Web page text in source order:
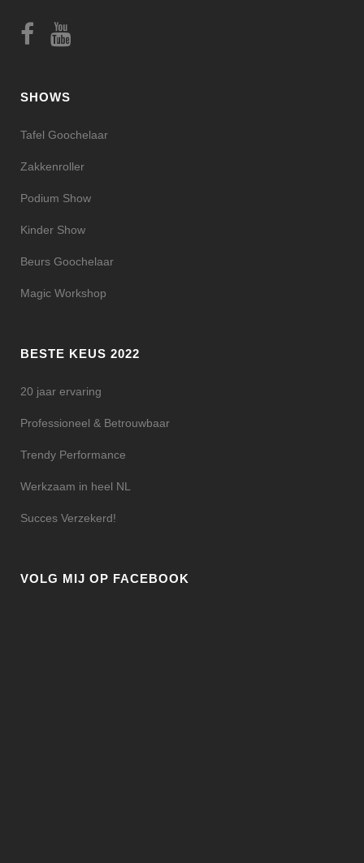
SHOWS
Tafel Goochelaar
Zakkenroller
Podium Show
Kinder Show
Beurs Goochelaar
Magic Workshop
BESTE KEUS 2022
20 jaar ervaring
Professioneel & Betrouwbaar
Trendy Performance
Werkzaam in heel NL
Succes Verzekerd!
VOLG MIJ OP FACEBOOK